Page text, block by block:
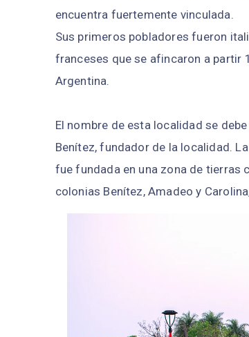
encuentra fuertemente vinculada.
Sus primeros pobladores fueron
franceses que se afincaron a partir
Argentina.
El nombre de esta localidad se
Benítez, fundador de la localidad.
fue fundada en una zona de tierras
colonias Benítez, Amadeo y